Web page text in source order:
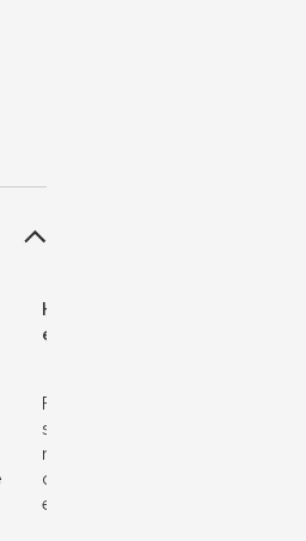
Hemodiálisis en
el centro
Filtrado
sanguíneo
realizado en un
centro sanitario
especializado.